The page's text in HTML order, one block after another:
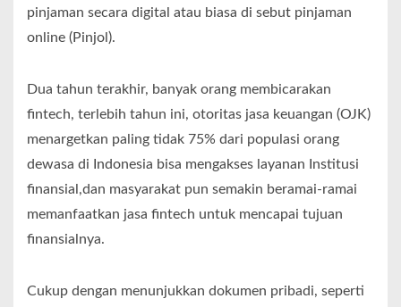
pinjaman secara digital atau biasa di sebut pinjaman
online (Pinjol).
Dua tahun terakhir, banyak orang membicarakan
fintech, terlebih tahun ini, otoritas jasa keuangan (OJK)
menargetkan paling tidak 75% dari populasi orang
dewasa di Indonesia bisa mengakses layanan Institusi
finansial,dan masyarakat pun semakin beramai-ramai
memanfaatkan jasa fintech untuk mencapai tujuan
finansialnya.
Cukup dengan menunjukkan dokumen pribadi, seperti